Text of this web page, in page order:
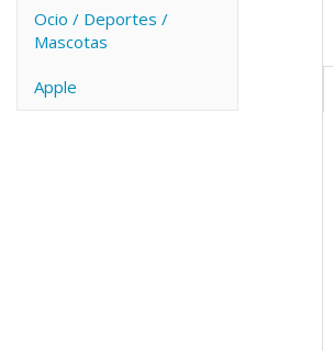
Ocio / Deportes /
Mascotas
Apple